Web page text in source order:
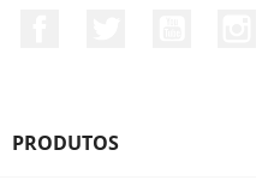
PRODUTOS